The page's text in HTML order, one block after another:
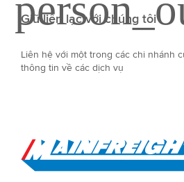
Giữ liên lạc với chúng tôi
Liên hệ với một trong các chi nhánh
thông tin về các dịch vụ
Go to Home